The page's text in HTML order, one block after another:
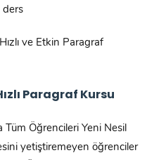
ders
ve Etkin Paragraf
Paragraf Kursu
Tüm Öğrencileri Yeni Nesil
yetiştiremeyen öğrenciler